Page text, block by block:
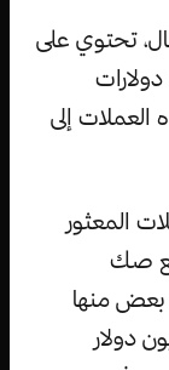
تحتوي على
العملات إلى
المعثور
صك
بعض منها
دولار